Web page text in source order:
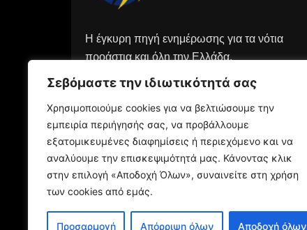
Σεβόμαστε την ιδιωτικότητά σας
Χρησιμοποιούμε cookies για να βελτιώσουμε την
εμπειρία περιήγησής σας, να προβάλλουμε
εξατομικευμένες διαφημίσεις ή περιεχόμενο και να
αναλύουμε την επισκεψιμότητά μας. Κάνοντας κλικ
στην επιλογή «Αποδοχή Όλων», συναινείτε στη χρήση
των cookies από εμάς.
Προσαρμογή Απόρριψη όλων Αποδοχή όλων
Η έγκυρη πηγή ενημέρωσης για τα νότια
προάστια και όλη την Ελλάδα.